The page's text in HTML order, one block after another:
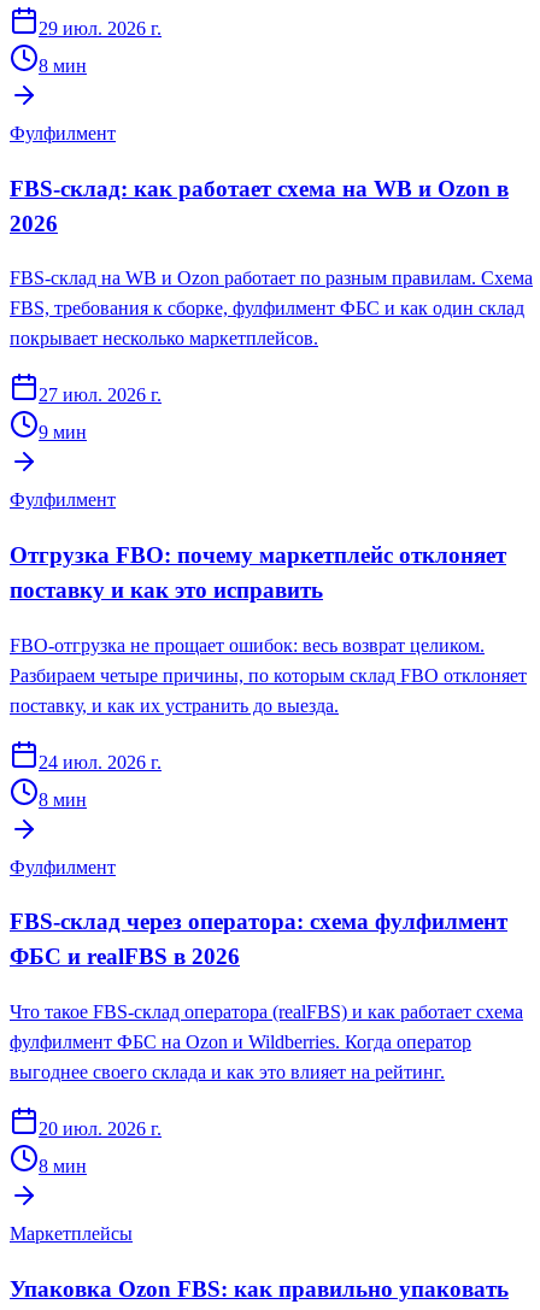
29 июл. 2026 г.
8 мин
Фулфилмент
FBS-склад: как работает схема на WB и Ozon в
2026
FBS-склад на WB и Ozon работает по разным правилам. Схема
FBS, требования к сборке, фулфилмент ФБС и как один склад
покрывает несколько маркетплейсов.
27 июл. 2026 г.
9 мин
Фулфилмент
Отгрузка FBO: почему маркетплейс отклоняет
поставку и как это исправить
FBO-отгрузка не прощает ошибок: весь возврат целиком.
Разбираем четыре причины, по которым склад FBO отклоняет
поставку, и как их устранить до выезда.
24 июл. 2026 г.
8 мин
Фулфилмент
FBS-склад через оператора: схема фулфилмент
ФБС и realFBS в 2026
Что такое FBS-склад оператора (realFBS) и как работает схема
фулфилмент ФБС на Ozon и Wildberries. Когда оператор
выгоднее своего склада и как это влияет на рейтинг.
20 июл. 2026 г.
8 мин
Маркетплейсы
Упаковка Ozon FBS: как правильно упаковать